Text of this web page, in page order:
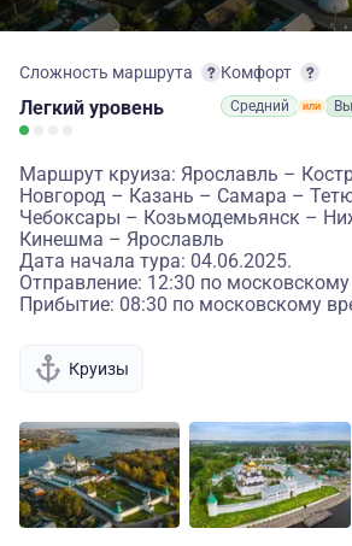
Сложность маршрута
Легкий уровень
Комфорт
Средний
Маршрут круиза: Ярославль –
Новгород – Казань – Самара –
Чебоксары – Козьмодемьянск –
Кинешма – Ярославль
Дата начала тура: 04.06.2025.
Отправление: 12:30 по
Прибытие: 08:30 по московскому
Круизы